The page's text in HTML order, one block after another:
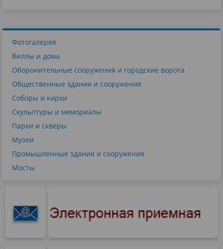
Фотогалерея
Виллы и дома
Оборонительные сооружения и городские ворота
Общественные здания и сооружения
Соборы и кирхи
Скульптуры и мемориалы
Парки и скверы
Музеи
Промышленные здания и сооружения
Мосты